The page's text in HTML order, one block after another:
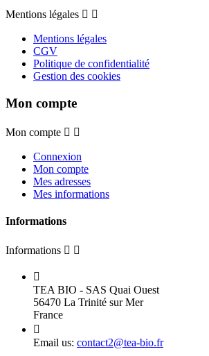
Mentions légales  
Mentions légales
CGV
Politique de confidentialité
Gestion des cookies
Mon compte
Mon compte  
Connexion
Mon compte
Mes adresses
Mes informations
Informations
Informations  

TEA BIO - SAS Quai Ouest
56470 La Trinité sur Mer
France

Email us: contact2@tea-bio.fr